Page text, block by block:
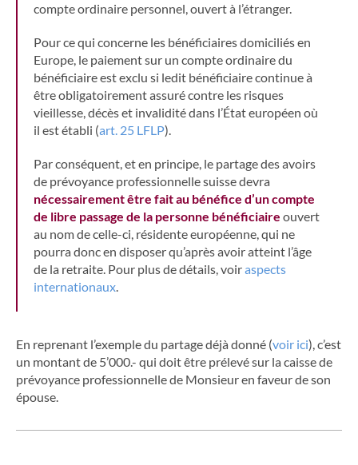
compte ordinaire personnel, ouvert à l’étranger.
Pour ce qui concerne les bénéficiaires domiciliés en
Europe, le paiement sur un compte ordinaire du
bénéficiaire est exclu si ledit bénéficiaire continue à
être obligatoirement assuré contre les risques
vieillesse, décès et invalidité dans l’État européen où
il est établi (art. 25 LFLP).
Par conséquent, et en principe, le partage des avoirs
de prévoyance professionnelle suisse devra
nécessairement être fait au bénéfice d’un compte
de libre passage de la personne bénéficiaire ouvert
au nom de celle-ci, résidente européenne, qui ne
pourra donc en disposer qu’après avoir atteint l’âge
de la retraite. Pour plus de détails, voiraspects
internationaux.
En reprenant l’exemple du partage déjà donné (voir ici), c’est
un montant de 5’000.- qui doit être prélevé sur la caisse de
prévoyance professionnelle de Monsieur en faveur de son
épouse.